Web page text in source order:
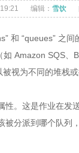
编辑： 雪饮
和 “queues” 之
Amazon SQS、
视为不同的堆栈或
。这是作业在发
分派到哪个队列